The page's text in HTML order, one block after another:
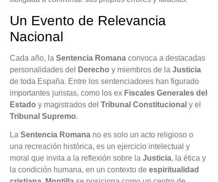
Un Evento de Relevancia
Nacional
Cada año, laSentencia Romana convoca a destacadas
personalidades del
Derecho y miembros de laJusticia
de toda España. Entre los sentenciadores han figurado
importantes juristas, como los ex Fiscales Generales del
Estado y magistrados delTribunal Constitucional y el
Tribunal Supremo.
LaSentencia Romana no es solo un acto religioso o
una recreación histórica, es un ejercicio intelectual y
moral que invita a la reflexión sobre laJusticia, la ética y
la condición humana, en un contexto deespiritualidad